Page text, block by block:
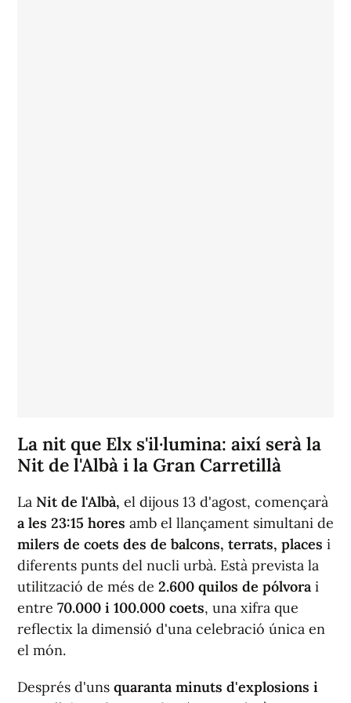
La nit que Elx s'il·lumina: així serà la
Nit de l'Albà i la Gran Carretillà
La Nit de l'Albà, el dijous 13 d'agost, començarà
a les 23:15 hores amb el llançament simultani de
milers de coets des de balcons, terrats, places i
diferents punts del nucli urbà. Està prevista la
utilització de més de 2.600 quilos de pólvora i
entre 70.000 i 100.000 coets, una xifra que
reflectix la dimensió d'una celebració única en
el món.
Després d'uns quaranta minuts d'explosions i